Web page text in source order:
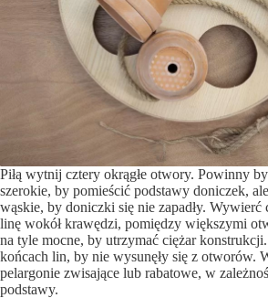
Piłą wytnij cztery okrągłe otwory. Powinny
szerokie, by pomieścić podstawy doniczek,
wąskie, by doniczki się nie zapadły. Wywierć
linę wokół krawędzi, pomiędzy większymi
na tyle mocne, by utrzymać ciężar
końcach lin, by nie wysunęły się z otworów.
pelargonie zwisające lub rabatowe, w
podstawy.